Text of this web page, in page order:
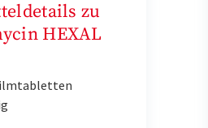
zu
HEXAL